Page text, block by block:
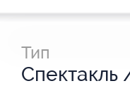
Тип